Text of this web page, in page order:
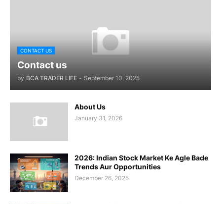
CONTACT US
Contact us
by BCA TRADER LIFE - September 10, 2025
About Us
January 31, 2026
2026: Indian Stock Market Ke Agle Bade
Trends Aur Opportunities
December 26, 2025